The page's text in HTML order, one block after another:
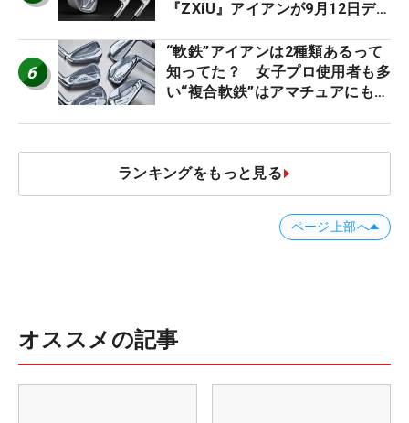
『ZXiU』アイアンが9月12日デ
6
“軟鉄”アイアンは2種類あるって
知ってた？ 女子プロ使用者も多
い“複合軟鉄”はアマチュアにもオ
ランキングをもっと見る
ページ上部へ
オススメの記事